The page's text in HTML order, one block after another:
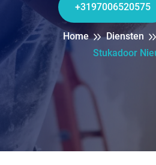
+3197006520575
Home Diensten
Stukadoor